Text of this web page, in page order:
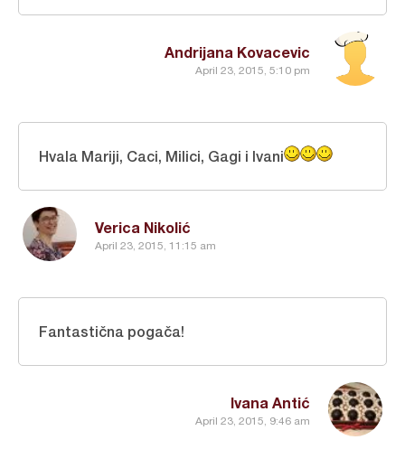
Andrijana Kovacevic
April 23, 2015, 5:10 pm
Verica Nikolić
April 23, 2015, 11:15 am
Hvala Mariji, Caci, Milici, Gagi i Ivani
Ivana Antić
April 23, 2015, 9:46 am
Fantastična pogača!